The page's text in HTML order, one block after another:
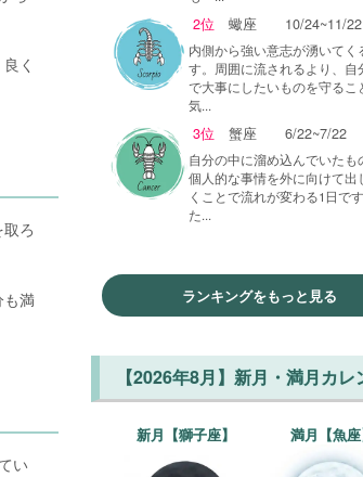
く
ろ
も満
い
2位 蠍座 10/24~11/22
内側から強い意志が湧いてく
す。周囲に流されるより、自
で大事にしたいものを守るこ
気...
3位 蟹座 6/22~7/22
自分の中に溜め込んでいたも
個人的な事情を外に向けて出
くことで流れが変わる1日で
た...
ランキングをもっと見る
【2026年8月】新月・満月カレ
新月【獅子座】 満月【魚座